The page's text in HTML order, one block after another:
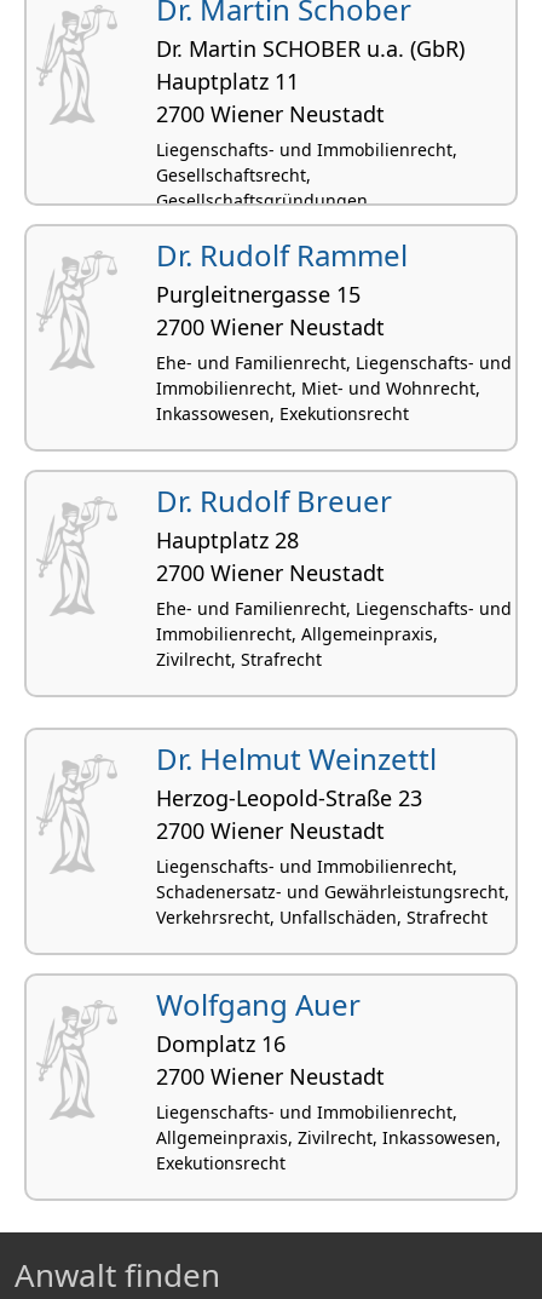
Dr. Martin Schober
Dr. Martin SCHOBER u.a. (GbR)
Hauptplatz 11
2700 Wiener Neustadt
Liegenschafts- und Immobilienrecht,
Gesellschaftsrecht,
Gesellschaftsgründungen,
Wirtschaftsrecht, Inkassowesen
Dr. Rudolf Rammel
Purgleitnergasse 15
2700 Wiener Neustadt
Ehe- und Familienrecht, Liegenschafts- und
Immobilienrecht, Miet- und Wohnrecht,
Inkassowesen, Exekutionsrecht
Dr. Rudolf Breuer
Hauptplatz 28
2700 Wiener Neustadt
Ehe- und Familienrecht, Liegenschafts- und
Immobilienrecht, Allgemeinpraxis,
Zivilrecht, Strafrecht
Dr. Helmut Weinzettl
Herzog-Leopold-Straße 23
2700 Wiener Neustadt
Liegenschafts- und Immobilienrecht,
Schadenersatz- und Gewährleistungsrecht,
Verkehrsrecht, Unfallschäden, Strafrecht
Wolfgang Auer
Domplatz 16
2700 Wiener Neustadt
Liegenschafts- und Immobilienrecht,
Allgemeinpraxis, Zivilrecht, Inkassowesen,
Exekutionsrecht
Anwalt finden